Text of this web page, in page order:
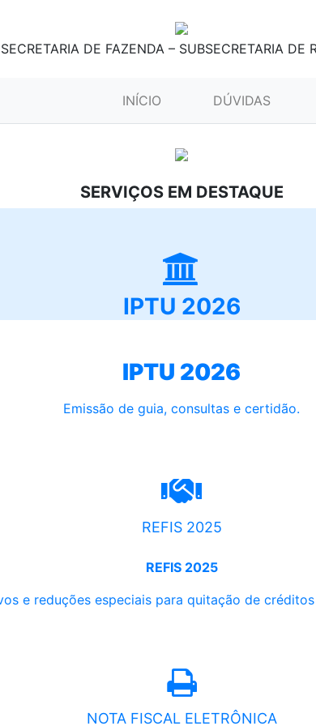
SECRETARIA DE FAZENDA – SUBSECRETARIA DE
INÍCIO (CURRENT)DÚVIDAS
SERVIÇOS EM DESTAQUE
IPTU 2026
IPTU 2026
Emissão de guia, consultas e certidão.
REFIS 2025
REFIS 2025
e reduções especiais para quitação de
NOTA FISCAL ELETRÔNICA